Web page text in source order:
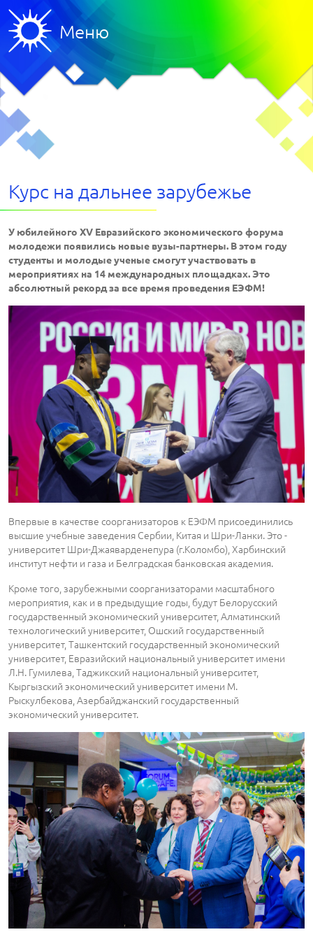
Меню
Курс на дальнее зарубежье
У юбилейного XV Евразийского экономического форума
молодежи появились новые вузы-партнеры. В этом году
студенты и молодые ученые смогут участвовать в
мероприятиях на 14 международных площадках. Это
абсолютный рекорд за все время проведения ЕЭФМ!
Впервые в качестве соорганизаторов к ЕЭФМ присоединились
высшие учебные заведения Сербии, Китая и Шри-Ланки. Это -
университет Шри-Джаяварденепура (г.Коломбо), Харбинский
институт нефти и газа и Белградская банковская академия.
Кроме того, зарубежными соорганизаторами масштабного
мероприятия, как и в предыдущие годы, будут Белорусский
государственный экономический университет, Алматинский
технологический университет, Ошский государственный
университет, Ташкентский государственный экономический
университет, Евразийский национальный университет имени
Л.Н. Гумилева, Таджикский национальный университет,
Кыргызский экономический университет имени М.
Рыскулбекова, Азербайджанский государственный
экономический университет.